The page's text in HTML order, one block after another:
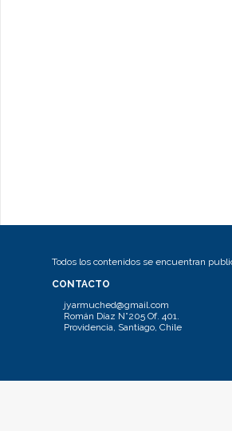
Todos los contenidos se encuentran
CONTACTO
jyarmuched@gmail.com
Román Díaz N°205 Of. 401.
Providencia, Santiago, Chile